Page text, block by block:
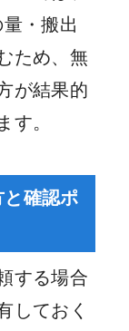
・搬出
ため、無
が結果的
す。
確認ポ
する場合
しておく